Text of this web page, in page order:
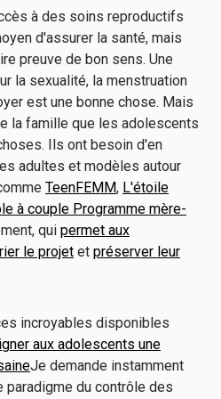
à des soins reproductifs
d'assurer la santé, mais
preuve de bon sens. Une
la sexualité, la menstruation
est une bonne chose. Mais
la famille que les adolescents
Ils ont besoin d'en
adultes et modèles autour
TeenFEMM, L'étoile
à couple Programme mère-
qui permet aux
le projet et préserver leur
incroyables disponibles
aux adolescents une
Je demande instamment
paradigme du contrôle des